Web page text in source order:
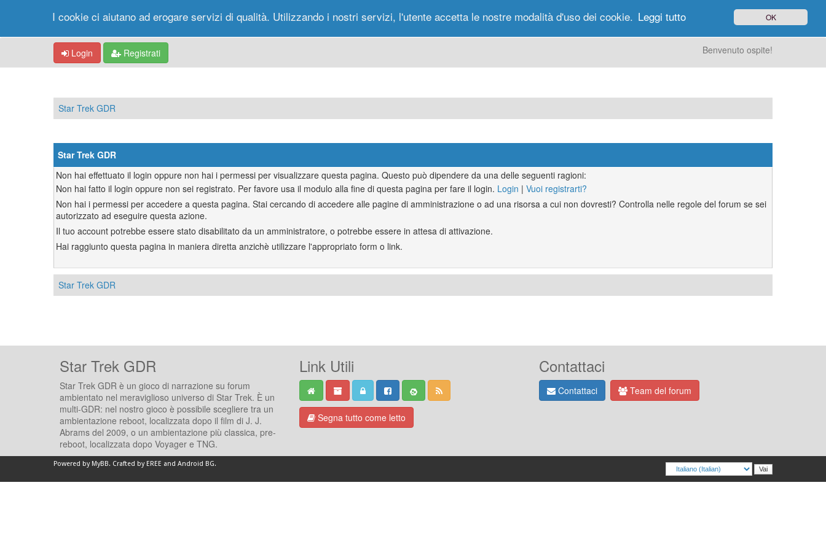
Portale Forum Nuovi Messaggi Messaggi di Oggi Ricerca Utenti
Login Registrati Benvenuto ospite!
Star Trek GDR
Star Trek GDR
Non hai effettuato il login oppure non hai i permessi per visualizzare questa pagina. Questo può dipendere da una delle seguenti ragioni:
Non hai fatto il login oppure non sei registrato. Per favore usa il modulo alla fine di questa pagina per fare il login. Login | Vuoi registrarti?
Non hai i permessi per accedere a questa pagina. Stai cercando di accedere alle pagine di amministrazione o ad una risorsa a cui non dovresti? Controlla nelle regole del forum se sei
autorizzato ad eseguire questa azione.
Il tuo account potrebbe essere stato disabilitato da un amministratore, o potrebbe essere in attesa di attivazione.
Hai raggiunto questa pagina in maniera diretta anzichè utilizzare l'appropriato form o link.
Star Trek GDR
Star Trek GDR
Star Trek GDR è un gioco di narrazione su forum
ambientato nel meraviglioso universo di Star Trek. È un
multi-GDR: nel nostro gioco è possibile scegliere tra un
ambientazione reboot, localizzata dopo il film di J. J.
Abrams del 2009, o un ambientazione più classica, pre-
reboot, localizzata dopo Voyager e TNG.
Link Utili
Segna tutto come letto
Contattaci
Contattaci Team del forum
Powered by MyBB. Crafted by EREE and Android BG.
I cookie ci aiutano ad erogare servizi di qualità. Utilizzando i nostri servizi, l'utente accetta le nostre modalità d'uso dei cookie. Leggi tutto OK